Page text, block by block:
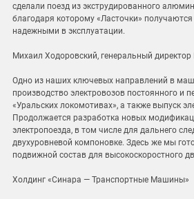
сделали поезд из экструдированного
благодаря которому «Ласточки»
надежными в эксплуатации.
Михаил Ходоровский, генеральный
Одно из наших ключевых направлений в
производство электровозов постоянного и
«Уральских локомотивах», а также выпуск
Продолжается разработка новых
электропоезда, в том числе для дальнего
двухуровневой компоновке. Здесь же мы
подвижной состав для высокоскоростного
Холдинг «Синара — Транспортные Машины»